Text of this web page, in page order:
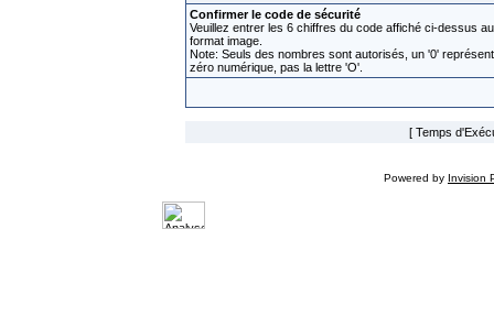
Confirmer le code de sécurité
Veuillez entrer les 6 chiffres du code affiché ci-dessus au
format image.
Note: Seuls des nombres sont autorisés, un '0'
zéro numérique, pas la lettre 'O'.
[ Temps
Powered by Invision